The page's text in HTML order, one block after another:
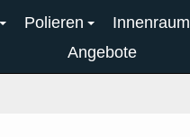
Polieren Innenraum
Angebote